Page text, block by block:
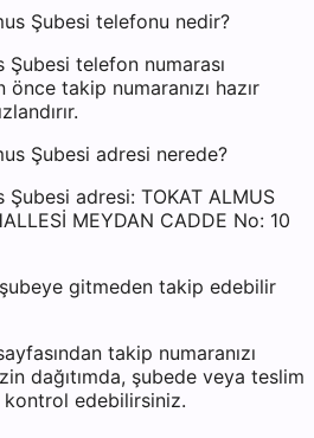
Şubesi telefonu nedir?
telefon numarası
takip numaranızı hazır
Şubesi adresi nerede?
adresi: TOKAT ALMUS
MEYDAN CADDE No: 10
gitmeden takip edebilir
takip numaranızı
dağıtımda, şubede veya teslim
kontrol edebilirsiniz.